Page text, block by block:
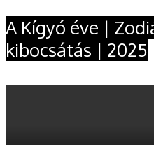
A Kígyó éve |
kibocsátás | 2025